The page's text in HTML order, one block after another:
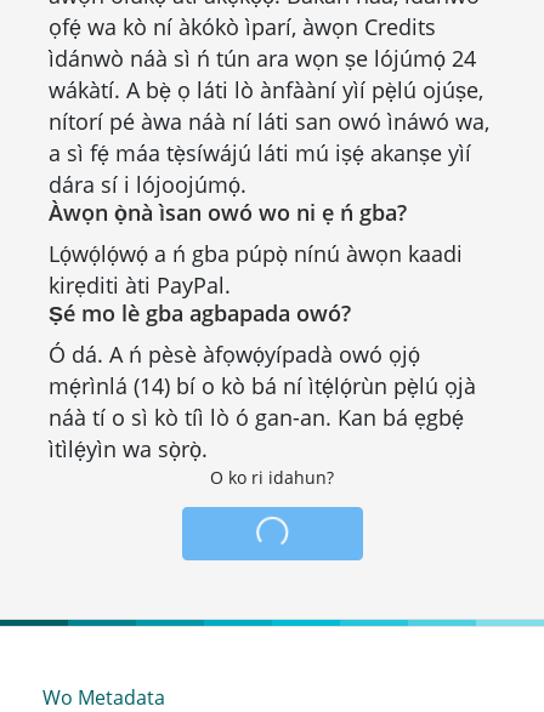
ọfẹ́ wa kò ní àkókò ìparí, àwọn Credits
ìdánwò náà sì ń tún ara wọn ṣe lójúmọ́ 24
wákàtí. A bẹ̀ ọ láti lò ànfààní yìí pẹ̀lú ojúṣe,
nítorí pé àwa náà ní láti san owó ìnáwó wa,
a sì fẹ́ máa tẹ̀síwájú láti mú iṣẹ́ akanṣe yìí
dára sí i lójoojúmọ́.
Àwọn ọ̀nà ìsan owó wo ni ẹ ń gba?
Lọ́wọ́lọ́wọ́ a ń gba púpọ̀ nínú àwọn kaadi
kirẹditi àti PayPal.
Ṣé mo lè gba agbapada owó?
Ó dá. A ń pèsè àfọwọ́yípadà owó ọjọ́
mẹ́rìnlá (14) bí o kò bá ní ìtẹ́lọ́rùn pẹ̀lú ọjà
náà tí o sì kò tíì lò ó gan-an. Kan bá ẹgbẹ́
ìtìlẹ́yìn wa sọ̀rọ̀.
O ko ri idahun?
Wo Metadata